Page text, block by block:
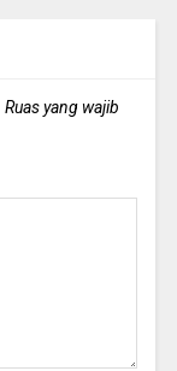
Ruas yang wajib